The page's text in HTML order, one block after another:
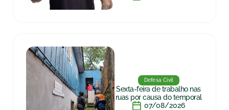
Defesa Civil
Sexta-feira de trabalho nas
ruas por causa do temporal
07/08/2026